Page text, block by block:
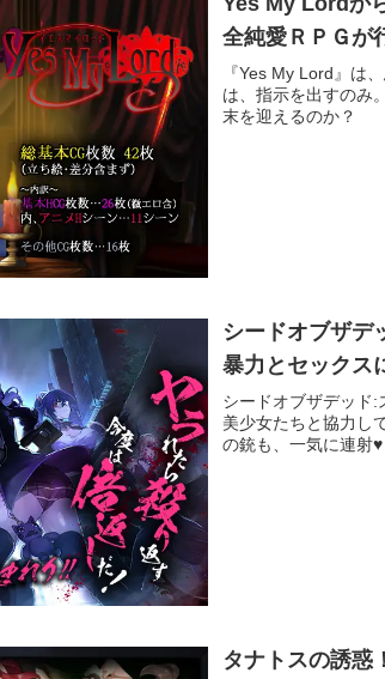
全純愛ＲＰＧが
『Yes My Lord』は
は、指示を出すのみ
末を迎えるのか？
シードオブザデ
暴力とセックス
シードオブザデッド:
美少女たちと協力し
の銃も、一気に連射♥
タナトスの誘惑